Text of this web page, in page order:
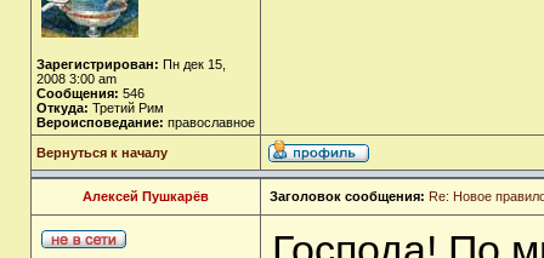
Зарегистрирован: Пн дек 15,
2008 3:00 am
Сообщения: 546
Откуда: Третий Рим
Вероисповедание: православное
Вернуться к началу
Алексей Пушкарёв Заголовок сообщения: Re: Новое